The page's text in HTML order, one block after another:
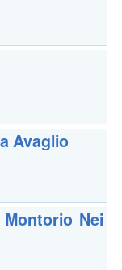
Avaglio
Nei